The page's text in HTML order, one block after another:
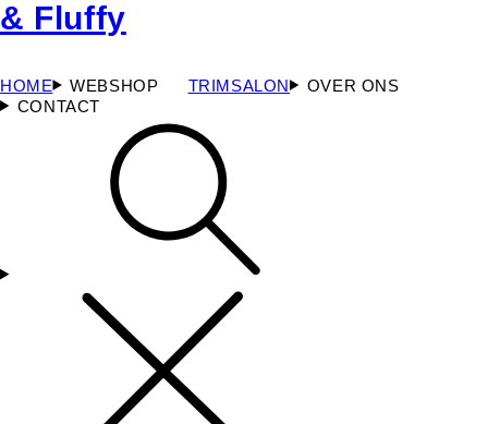
HOME WEBSHOP TRIMSALON
OVER ONS
CONTACT